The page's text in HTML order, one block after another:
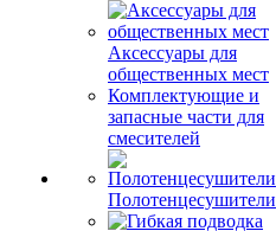
Аксессуары для
общественных мест
Комплектующие и
запасные части для
смесителей
Полотенцесушители